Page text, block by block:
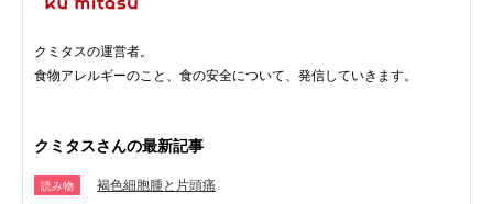
クミタスの運営者。
食物アレルギーのこと、食の安全について、発信していきます。
クミタスさんの最新記事
読み物 褐色細胞腫と片頭痛